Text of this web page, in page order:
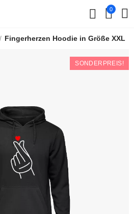
0
Fingerherzen Hoodie in Größe XXL
SONDERPREIS!